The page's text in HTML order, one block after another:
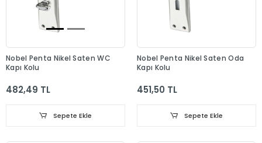
Nobel Penta Nikel Saten WC
Kapı Kolu
482,49 TL
Sepete Ekle
Nobel Penta Nikel Saten Oda
Kapı Kolu
451,50 TL
Sepete Ekle